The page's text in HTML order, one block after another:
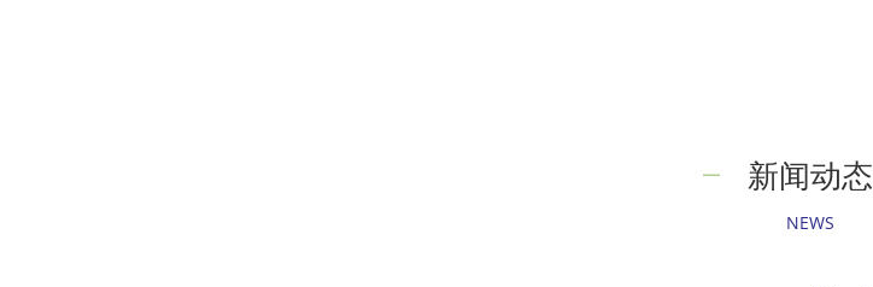
新闻动态
NEWS